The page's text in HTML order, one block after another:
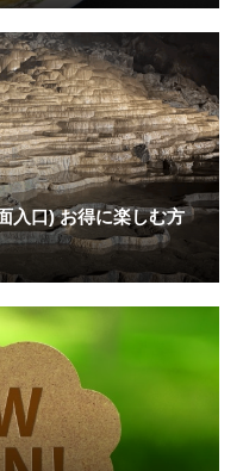
入口) お得に楽しむ方